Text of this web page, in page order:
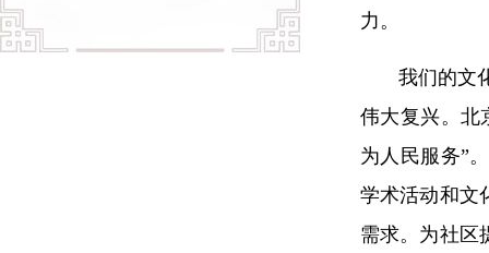
力。
我们的文
伟大复兴。北
为人民服务”
学术活动和文
需求。为社区